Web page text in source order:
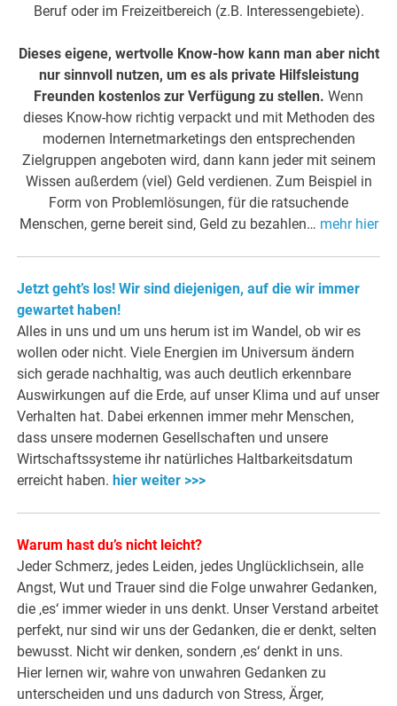
Beruf oder im Freizeitbereich (z.B. Interessengebiete).
Dieses eigene, wertvolle Know-how kann man aber nicht
nur sinnvoll nutzen, um es als private Hilfsleistung
Freunden kostenlos zur Verfügung zu stellen. Wenn
dieses Know-how richtig verpackt und mit Methoden des
modernen Internetmarketings den entsprechenden
Zielgruppen angeboten wird, dann kann jeder mit seinem
Wissen außerdem (viel) Geld verdienen. Zum Beispiel in
Form von Problemlösungen, für die ratsuchende
Menschen, gerne bereit sind, Geld zu bezahlen… mehr hier
Jetzt geht’s los! Wir sind diejenigen, auf die wir immer
gewartet haben!
Alles in uns und um uns herum ist im Wandel, ob wir es
wollen oder nicht. Viele Energien im Universum ändern
sich gerade nachhaltig, was auch deutlich erkennbare
Auswirkungen auf die Erde, auf unser Klima und auf unser
Verhalten hat. Dabei erkennen immer mehr Menschen,
dass unsere modernen Gesellschaften und unsere
Wirtschaftssysteme ihr natürliches Haltbarkeitsdatum
erreicht haben. hier weiter >>>
Warum hast du’s nicht leicht?
Jeder Schmerz, jedes Leiden, jedes Unglücklichsein, alle
Angst, Wut und Trauer sind die Folge unwahrer Gedanken,
die ‚es‘ immer wieder in uns denkt. Unser Verstand arbeitet
perfekt, nur sind wir uns der Gedanken, die er denkt, selten
bewusst. Nicht wir denken, sondern ‚es‘ denkt in uns.
Hier lernen wir, wahre von unwahren Gedanken zu
unterscheiden und uns dadurch von Stress, Ärger,